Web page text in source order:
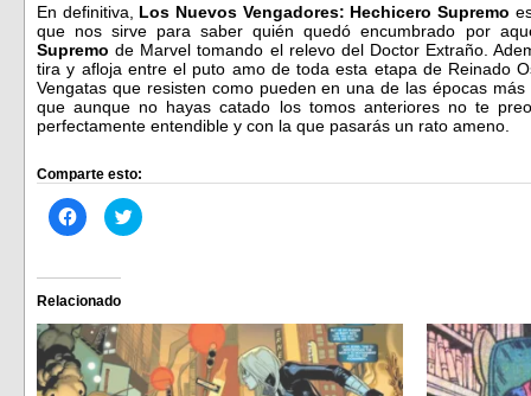
En definitiva, Los Nuevos Vengadores: Hechicero Supremo
que nos sirve para saber quién quedó encumbrado por
Supremo de Marvel tomando el relevo del Doctor Extraño.
tira y afloja entre el puto amo de toda esta etapa de Reinado
Vengatas que resisten como pueden en una de las épocas
que aunque no hayas catado los tomos anteriores no te
perfectamente entendible y con la que pasarás un rato ameno.
Comparte esto:
Haz
clic
Facebook
(Se
abre
en
una
ventana
nueva)
Haz
clic
en
una
ventana
nueva)
Relacionado